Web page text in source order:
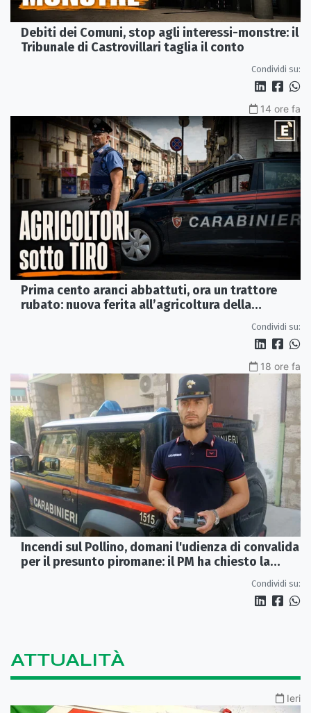
Debiti dei Comuni, stop agli interessi-monstre: il
Tribunale di Castrovillari taglia il conto
Condividi su:
14 ore fa
Prima cento aranci abbattuti, ora un trattore
rubato: nuova ferita all’agricoltura della
Condividi su:
18 ore fa
Incendi sul Pollino, domani l'udienza di convalida
per il presunto piromane: il PM ha chiesto la
Condividi su:
ATTUALITÀ
Ieri